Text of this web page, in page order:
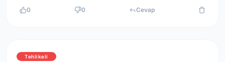
0 0 Cevap
Tehlikeli